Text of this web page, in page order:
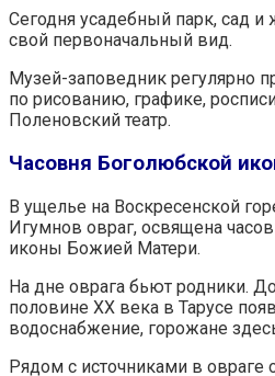
Сегодня усадебный парк, сад
свой первоначальный вид.
Музей-заповедник регулярно
по рисованию, графике,
Поленовский театр.
Часовня Боголюбской
В ущелье на Воскресенской
Игумнов овраг, освящена
иконы Божией Матери.
На дне оврага бьют родники.
половине XX века в Тарусе
водоснабжение, горожане
Рядом с источниками в овраге